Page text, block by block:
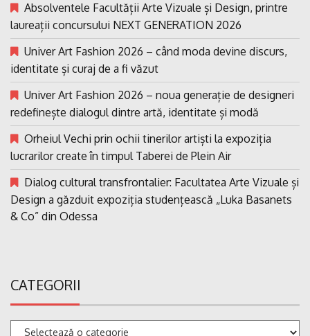
Absolventele Facultății Arte Vizuale și Design, printre
laureații concursului NEXT GENERATION 2026
Univer Art Fashion 2026 – când moda devine discurs,
identitate și curaj de a fi văzut
Univer Art Fashion 2026 – noua generație de designeri
redefinește dialogul dintre artă, identitate și modă
Orheiul Vechi prin ochii tinerilor artiști la expoziția
lucrarilor create în timpul Taberei de Plein Air
Dialog cultural transfrontalier: Facultatea Arte Vizuale și
Design a găzduit expoziția studențească „Luka Basanets
& Co” din Odessa
CATEGORII
Categorii